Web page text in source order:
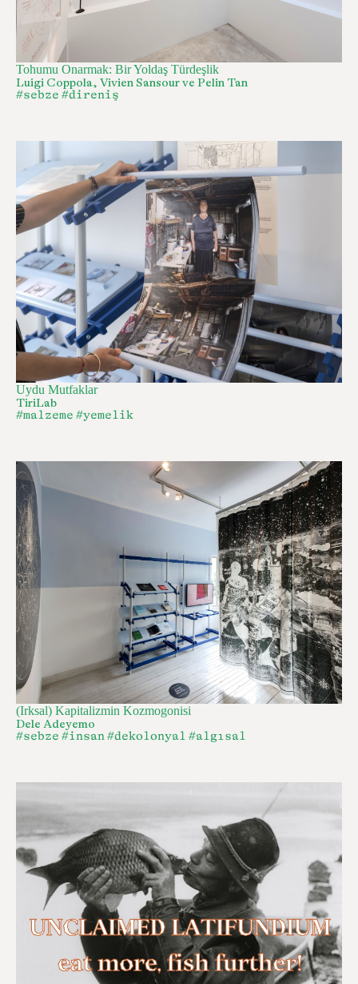
Tohumu Onarmak: Bir Yoldaş Türdeşlik
Luigi Coppola, Vivien Sansour ve Pelin Tan
#sebze #direniş
Uydu Mutfaklar
TiriLab
#malzeme #yemelik
(Irksal) Kapitalizmin Kozmogonisi
Dele Adeyemo
#sebze #insan#dekolonyal #algısal